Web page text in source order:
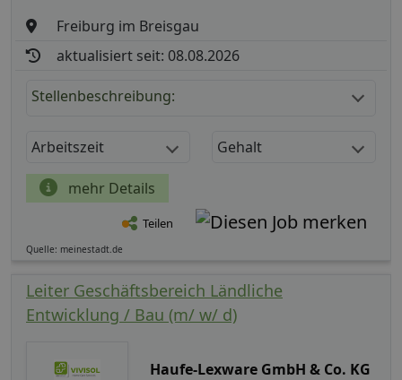
Freiburg im Breisgau
aktualisiert seit: 08.08.2026
Stellenbeschreibung:
Arbeitszeit Gehalt
mehr Details
Teilen
Quelle: meinestadt.de
Leiter Geschäftsbereich Ländliche
Entwicklung / Bau (m/ w/ d)
Haufe-Lexware GmbH & Co. KG